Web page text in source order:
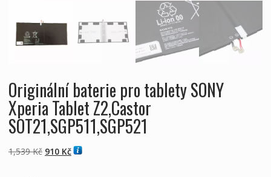
Originální baterie pro tablety SONY
Xperia Tablet Z2,Castor
SOT21,SGP511,SGP521
1,539Kč Původní
910 KčAktuální